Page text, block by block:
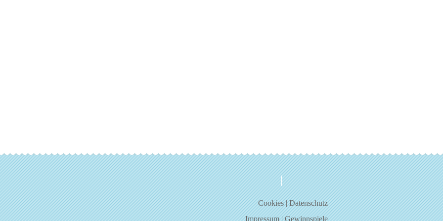
über uns kontakt
Cookies|Datenschutz
Impressum|Gewinnspiele